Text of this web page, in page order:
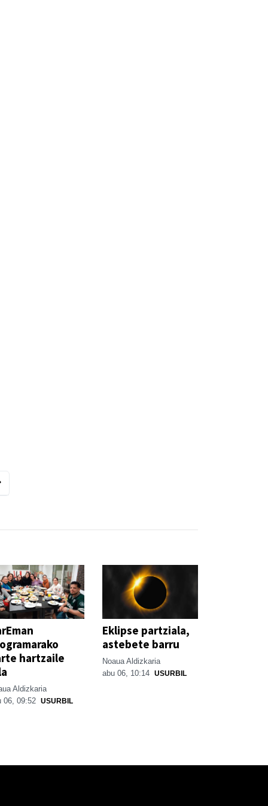
hartzaile
Aldizkaria
06, 09:52 USURBIL
Eklipse partziala,
astebete barru
Noaua Aldizkaria
abu 06, 10:14 USURBIL